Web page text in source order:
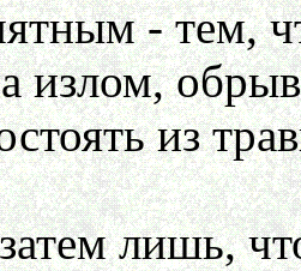
- тем,
излом,
из
лишь,